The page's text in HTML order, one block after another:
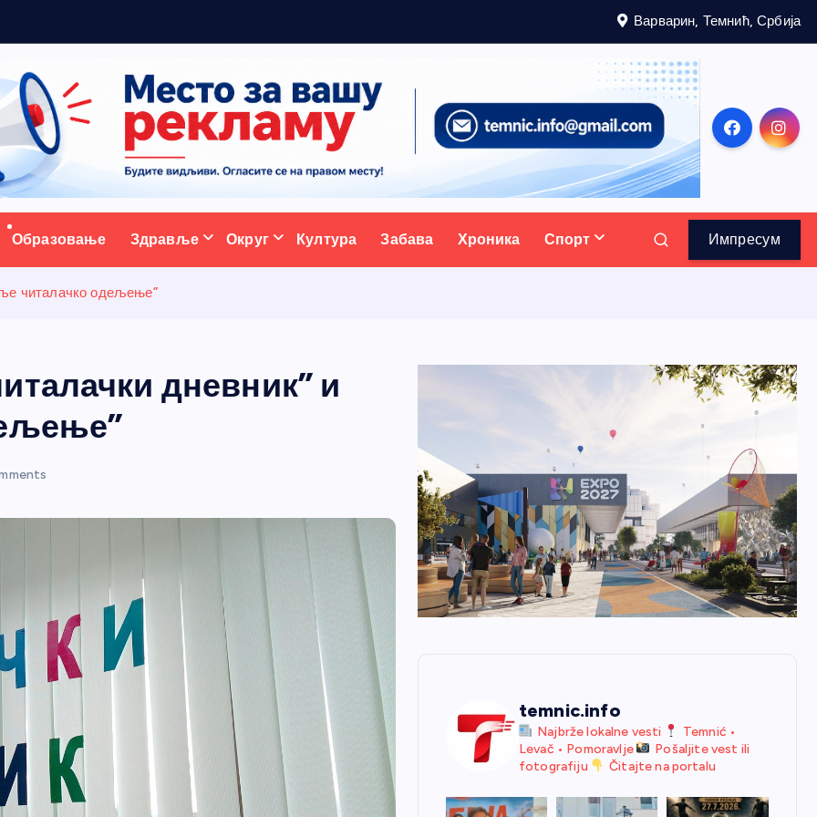
Варварин, Темнић, Србија
портал
Образовање Здравље Округ Култура Забава Хроника Спорт Импресум
читалачко одељење”
дневник” и
temnic.info
Najbrže lokalne vesti
Temnić •
Levač • Pomoravlje
Pošaljite vest ili
fotografiju
Čitajte na portalu